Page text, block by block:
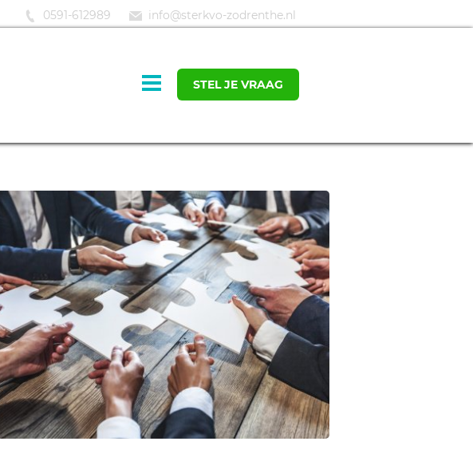
0591-612989 info@sterkvo-zodrenthe.nl
STEL JE VRAAG